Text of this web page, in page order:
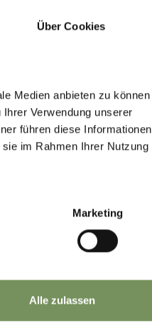
Über Cookies
Medien anbieten zu können
Verwendung unserer
führen diese Informationen
im Rahmen Ihrer Nutzung
Marketing
Alle zulassen